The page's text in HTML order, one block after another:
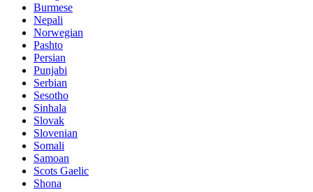
Burmese
Nepali
Norwegian
Pashto
Persian
Punjabi
Serbian
Sesotho
Sinhala
Slovak
Slovenian
Somali
Samoan
Scots Gaelic
Shona